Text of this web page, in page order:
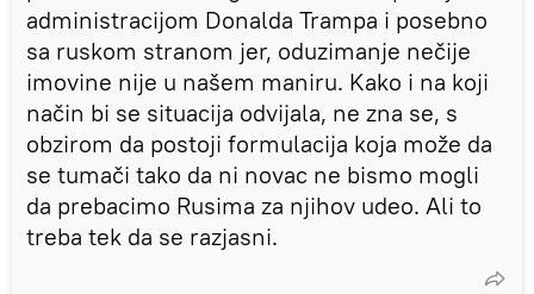
administracijom Donalda Trampa i posebno
sa ruskom stranom jer, oduzimanje nečije
imovine nije u našem maniru. Kako i na koji
način bi se situacija odvijala, ne zna se, s
obzirom da postoji formulacija koja može da
se tumači tako da ni novac ne bismo mogli
da prebacimo Rusima za njihov udeo. Ali to
treba tek da se razjasni.